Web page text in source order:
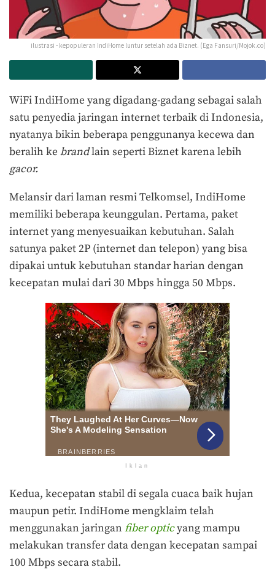
ilustrasi - kepopuleran IndiHome luntur setelah ada Biznet. (Ega Fansuri/Mojok.co)
WiFi IndiHome yang digadang-gadang sebagai salah
satu penyedia jaringan internet terbaik di Indonesia,
nyatanya bikin beberapa penggunanya kecewa dan
beralih ke brandlain seperti Biznet karena lebih
gacor.
Melansir dari laman resmi Telkomsel, IndiHome
memiliki beberapa keunggulan. Pertama, paket
internet yang menyesuaikan kebutuhan. Salah
satunya paket 2P (internet dan telepon) yang bisa
dipakai untuk kebutuhan standar harian dengan
kecepatan mulai dari 30 Mbps hingga 50 Mbps.
Iklan
Kedua, kecepatan stabil di segala cuaca baik hujan
maupun petir. IndiHome mengklaim telah
menggunakan jaringan fiber opticyang mampu
melakukan transfer data dengan kecepatan sampai
100 Mbps secara stabil.